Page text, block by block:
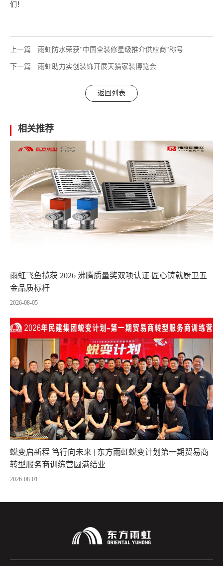
们！
上一篇 雨虹防水荣获“中国全装修星级推介供应商“称号
下一篇 雨虹助力实创装饰开展天猫家装博览会
返回列表
相关推荐
雨虹飞鱼揽获 2026 沸腾质量奖双项认证 匠心铸就厨卫五
金品质标杆
2026-08-05
蜕变启新程 笃行向未来 | 东方雨虹蜕变计划第一期贸易商
转型服务商训练营圆满结业
2026-08-01